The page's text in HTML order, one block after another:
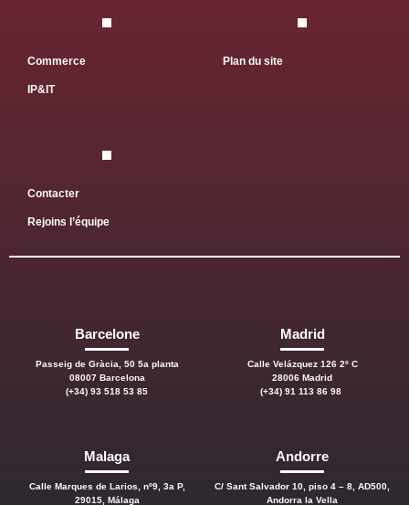
Commerce
IP&IT
Plan du site
Contacter
Rejoins l’équipe
Barcelone
Passeig de Gràcia, 50 5a planta
08007 Barcelona
(+34) 93 518 53 85
Madrid
Calle Velázquez 126 2º C
28006 Madrid
(+34) 91 113 86 98
Malaga
Calle Marques de Larios, nº9, 3a P,
29015, Málaga
Andorre
C/ Sant Salvador 10, piso 4 – 8, AD500,
Andorra la Vella